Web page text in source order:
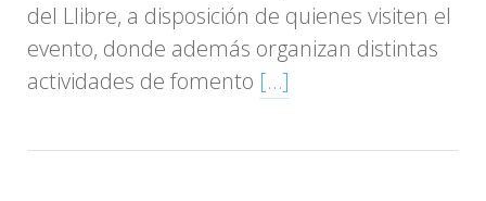
del Llibre, a disposición de quienes visiten el
evento, donde además organizan distintas
actividades de fomento […]